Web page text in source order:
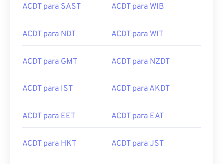
ACDT para SAST ACDT para WIB
ACDT para NDT ACDT para WIT
ACDT para GMT ACDT para NZDT
ACDT para IST ACDT para AKDT
ACDT para EET ACDT para EAT
ACDT para HKT ACDT para JST